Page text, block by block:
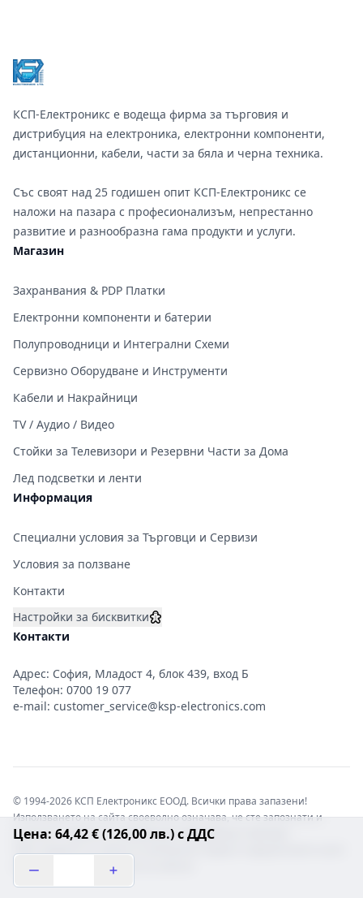
Цена: 64,42 € (126,00 лв.) с ДДС
КСП-Електроникс е водеща фирма за търговия и
дистрибуция на електроника, електронни компоненти,
дистанционни, кабели, части за бяла и черна техника.
Със своят над 25 годишен опит КСП-Електроникс се
наложи на пазара с професионализъм, непрестанно
развитие и разнообразна гама продукти и услуги.
Магазин
Захранвания & PDP Платки
Електронни компоненти и батерии
Полупроводници и Интегрални Схеми
Сервизно Оборудване и Инструменти
Кабели и Накрайници
TV / Аудио / Видео
Стойки за Телевизори и Резервни Части за Дома
Лед подсветки и ленти
Информация
Специални условия за Търговци и Сервизи
Условия за ползване
Контакти
Настройки за бисквитки
Контакти
Адрес: София, Младост 4, блок 439, вход Б
Телефон: 0700 19 077
e-mail: customer_service@ksp-electronics.com
© 1994-2026 КСП Електроникс ЕООД. Всички права запазени!
Използването на сайта своеволно означава, че сте запознати и
съгласни с правната информация обвързваща софтуера.
отговорност с цялата сила на закона!